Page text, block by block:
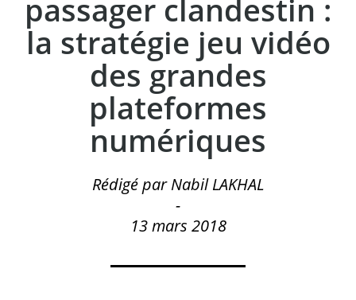
passager clandestin :
la stratégie jeu vidéo
des grandes
plateformes
numériques
Rédigé par Nabil LAKHAL
-
13 mars 2018